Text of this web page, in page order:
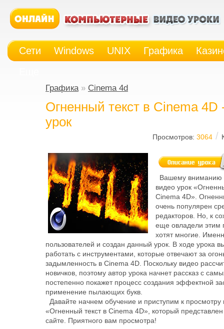
Сети Windows UNIX Графика
Графика» Cinema 4d
Огненный текст в Cinema 4D
урок
Просмотров: 3064 /
Вашему вниманию
видео урок
Cinema 4D».
очень популярен
редакторов. Но, к
еще овладели этим
хотят многие.
пользователей и создан данный урок. В ходе урока
работать с инструментами, которые отвечают за
задымленность в Cinema 4D. Поскольку видео
новичков, поэтому автор урока начнет рассказ с
постепенно покажет процесс создания эффектной
применение пылающих букв.
Давайте начнем обучение и приступим к просмотру
«Огненный текст в Cinema 4D», который
сайте. Приятного вам просмотра!